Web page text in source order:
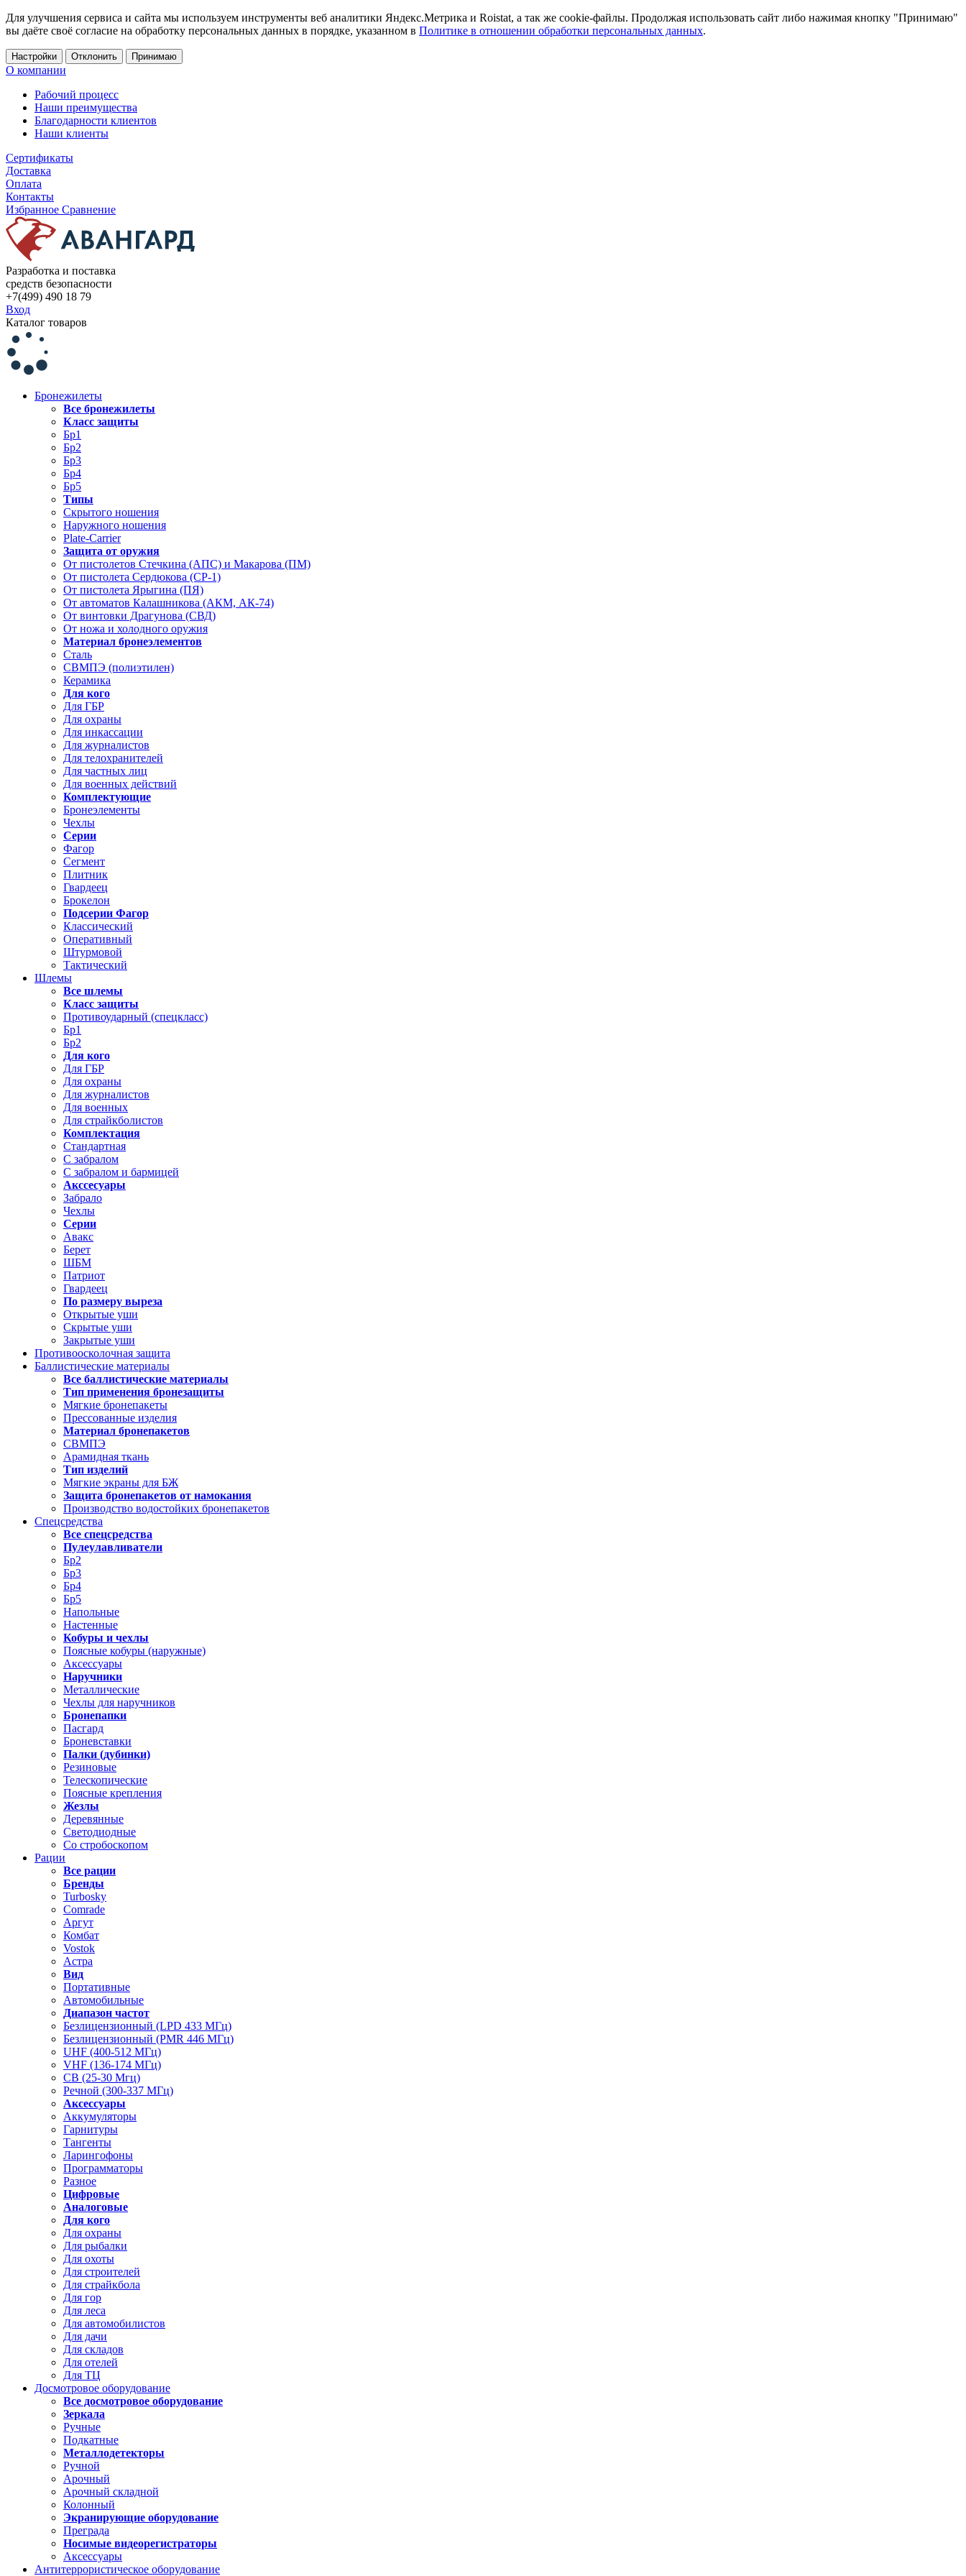
Для улучшения сервиса и сайта мы используем инструменты веб аналитики Яндекс.Метрика и Roistat, а так же cookie-файлы. Продолжая использовать сайт либо нажимая кнопку "Принимаю"
вы даёте своё согласие на обработку персональных данных в порядке, указанном в Политике в отношении обработки персональных данных.
Настройки Отклонить Принимаю
О компании
Рабочий процесс
Наши преимущества
Благодарности клиентов
Наши клиенты
Сертификаты
Доставка
Оплата
Контакты
Избранное Сравнение
Разработка и поставка
средств безопасности
+7(499) 490 18 79
Вход
Каталог товаров
Бронежилеты
Все бронежилеты
Класс защиты
Бр1
Бр2
Бр3
Бр4
Бр5
Типы
Скрытого ношения
Наружного ношения
Plate-Carrier
Защита от оружия
От пистолетов Стечкина (АПС) и Макарова (ПМ)
От пистолета Сердюкова (СР-1)
От пистолета Ярыгина (ПЯ)
От автоматов Калашникова (АКМ, АК-74)
От винтовки Драгунова (СВД)
От ножа и холодного оружия
Материал бронеэлементов
Сталь
СВМПЭ (полиэтилен)
Керамика
Для кого
Для ГБР
Для охраны
Для инкассации
Для журналистов
Для телохранителей
Для частных лиц
Для военных действий
Комплектующие
Бронеэлементы
Чехлы
Серии
Фагор
Сегмент
Плитник
Гвардеец
Брокелон
Подсерии Фагор
Классический
Оперативный
Штурмовой
Тактический
Шлемы
Все шлемы
Класс защиты
Противоударный (спецкласс)
Бр1
Бр2
Для кого
Для ГБР
Для охраны
Для журналистов
Для военных
Для страйкболистов
Комплектация
Стандартная
С забралом
С забралом и бармицей
Акссесуары
Забрало
Чехлы
Серии
Авакс
Берет
ШБМ
Патриот
Гвардеец
По размеру выреза
Открытые уши
Скрытые уши
Закрытые уши
Противоосколочная защита
Баллистические материалы
Все баллистические материалы
Тип применения бронезащиты
Мягкие бронепакеты
Прессованные изделия
Материал бронепакетов
СВМПЭ
Арамидная ткань
Тип изделий
Мягкие экраны для БЖ
Защита бронепакетов от намокания
Производство водостойких бронепакетов
Спецсредства
Все спецсредства
Пулеулавливатели
Бр2
Бр3
Бр4
Бр5
Напольные
Настенные
Кобуры и чехлы
Поясные кобуры (наружные)
Аксессуары
Наручники
Металлические
Чехлы для наручников
Бронепапки
Пасгард
Броневставки
Палки (дубинки)
Резиновые
Телескопические
Поясные крепления
Жезлы
Деревянные
Светодиодные
Со стробоскопом
Рации
Все рации
Бренды
Turbosky
Comrade
Аргут
Комбат
Vostok
Астра
Вид
Портативные
Автомобильные
Диапазон частот
Безлицензионный (LPD 433 МГц)
Безлицензионный (PMR 446 МГц)
UHF (400-512 МГц)
VHF (136-174 МГц)
CB (25-30 Мгц)
Речной (300-337 МГц)
Аксессуары
Аккумуляторы
Гарнитуры
Тангенты
Ларингофоны
Программаторы
Разное
Цифровые
Аналоговые
Для кого
Для охраны
Для рыбалки
Для охоты
Для строителей
Для страйкбола
Для гор
Для леса
Для автомобилистов
Для дачи
Для складов
Для отелей
Для ТЦ
Досмотровое оборудование
Все досмотровое оборудование
Зеркала
Ручные
Подкатные
Металлодетекторы
Ручной
Арочный
Арочный складной
Колонный
Экранирующие оборудование
Преграда
Носимые видеорегистраторы
Аксессуары
Антитеррористическое оборудование